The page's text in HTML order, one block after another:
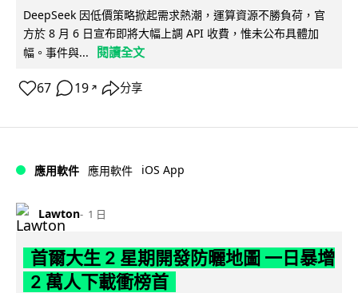
DeepSeek 因低價策略掀起需求熱潮，運算資源不勝負荷，官
方於 8 月 6 日宣布即將大幅上調 API 收費，惟未公布具體加
幅。事件與...
閱讀全文
67 19 ↗ 分享
應用軟件 應用軟件 iOS App
Lawton 1 日
首爾大生 2 星期開發防曬地圖 一日暴增
2 萬人下載衝榜首